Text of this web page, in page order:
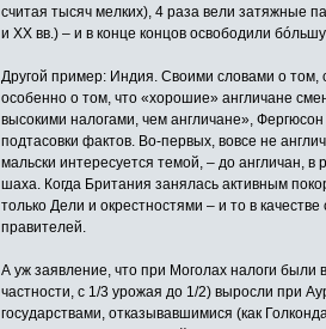
считая тысяч мелких), 4 раза вели затяжные
и XX вв.) – и в конце концов освободили
Другой пример: Индия. Своими словами о том,
особенно о том, что «хорошие» англичане
высокими налогами, чем англичане»,
подтасовки фактов. Во-первых, вовсе не
мальски интересуется темой, – до англичан,
шаха. Когда Британия занялась активным
только Дели и окрестностями – и то в
правителей.
А уж заявление, что при Моголах налоги были
частности, с 1/3 урожая до 1/2) выросли при
государствами, отказывавшимися (как